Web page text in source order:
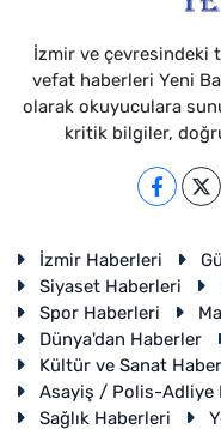
İzmir ve çevresindeki
vefat haberleri Yeni
olarak okuyuculara
kritik bilgiler,
İzmir Haberleri
Siyaset Haberleri
Spor Haberleri
Dünya'dan Haberler
Kültür ve Sanat
Asayiş / Polis-Adliye
Sağlık Haberleri